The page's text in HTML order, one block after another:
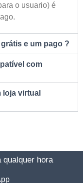
o usuario) é
e um pago ?
com
loja virtual
hora